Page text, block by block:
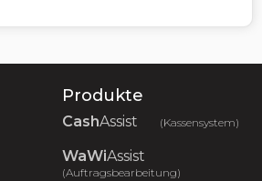
Produkte
CashAssist (Kassensystem)
WaWiAssist
(Auftragsbearbeitung)